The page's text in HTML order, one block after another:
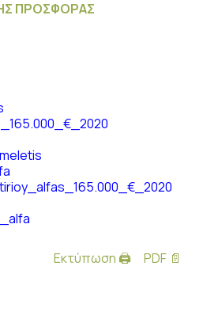
ΠΡΟΣΦΟΡΑΣ
Εκτύπωση 🖨 PDF 📄